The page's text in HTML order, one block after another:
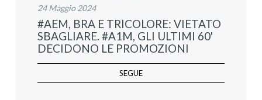
24 Maggio 2024
#AEM, BRA E TRICOLORE: VIETATO
SBAGLIARE. #A1M, GLI ULTIMI 60'
DECIDONO LE PROMOZIONI
SEGUE